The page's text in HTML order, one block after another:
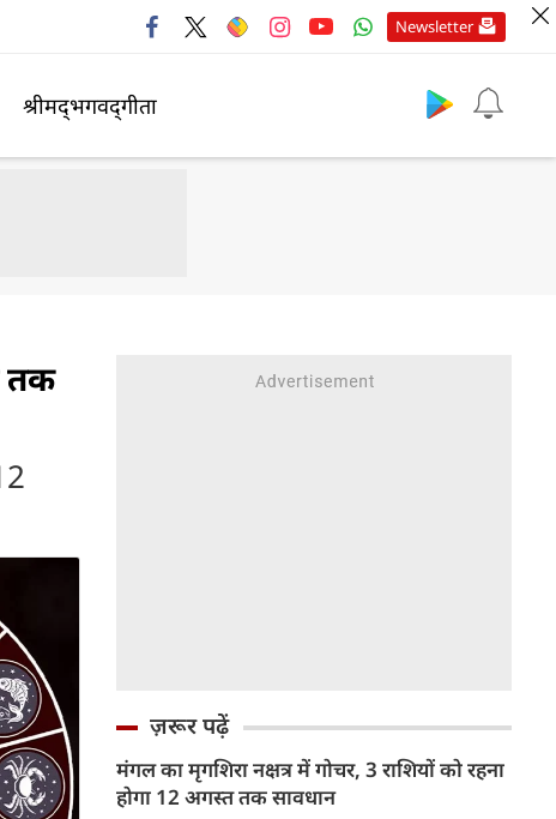
Newsletter
श्रीमद्‍भगवद्‍गीता
तक
ज़रूर पढ़ें
मंगल का मृगशिरा नक्षत्र में गोचर, 3 राशियों को रहना
होगा 12 अगस्त तक सावधान